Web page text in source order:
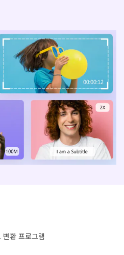
디자인
Hot
어떻게 사용하나요?
요.
든 정보 및 문제 해결.
체 목록.
데이트 정보를 알아보세요.
로그인
환 프로그램